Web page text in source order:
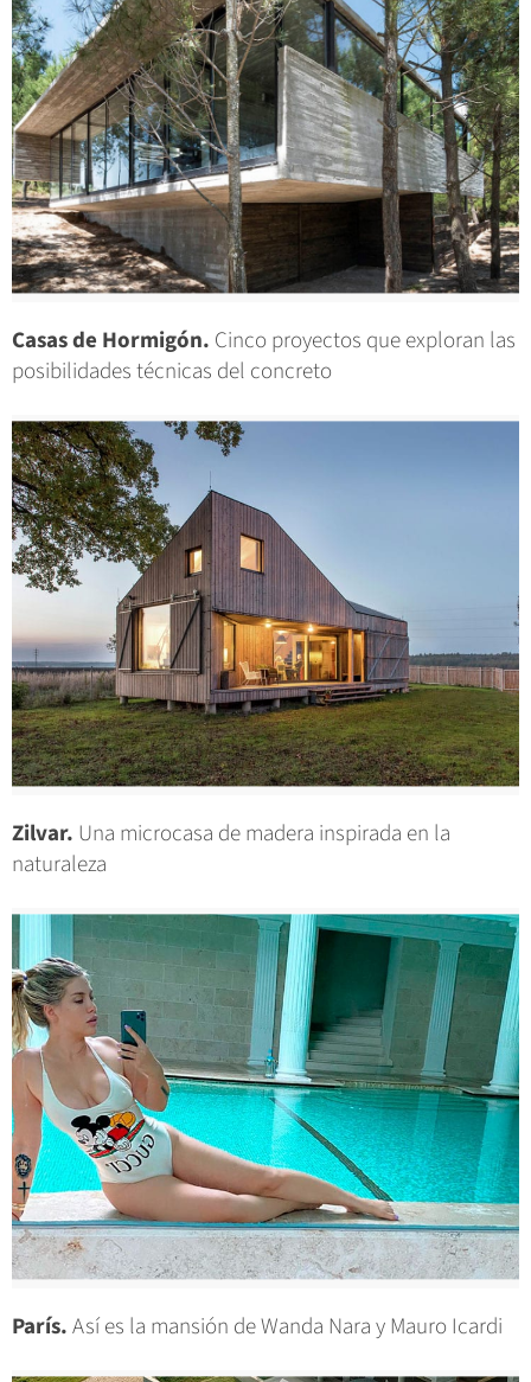
Casas de Hormigón. Cinco proyectos que exploran las
posibilidades técnicas del concreto
Zilvar. Una microcasa de madera inspirada en la
naturaleza
París.Así es la mansión de Wanda Nara y Mauro Icardi